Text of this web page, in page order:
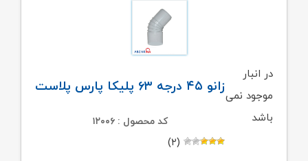
زانو ۴۵ درجه ۶۳ پلیکا پارس پلاست
کد محصول : ۱۲۰۰۶
(۲)
در انبار
موجود نمی
باشد